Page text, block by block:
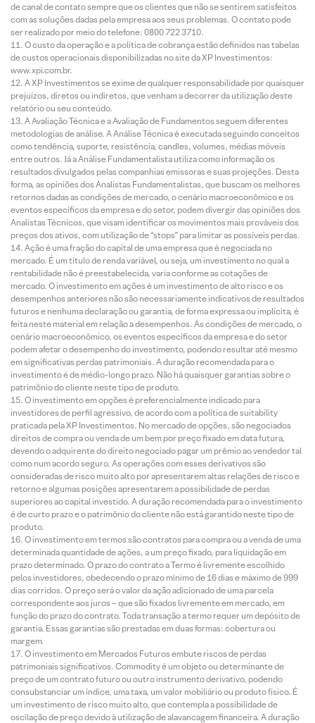
de canal de contato sempre que os clientes que não se sentirem satisfeitos
com as soluções dadas pela empresa aos seus problemas. O contato pode
ser realizado por meio do telefone: 0800 722 3710.
O custo da operação e a política de cobrança estão definidos nas tabelas
de custos operacionais disponibilizadas no site da XP Investimentos:
www.xpi.com.br.
A XP Investimentos se exime de qualquer responsabilidade por quaisquer
prejuízos, diretos ou indiretos, que venham a decorrer da utilização deste
relatório ou seu conteúdo.
A Avaliação Técnica e a Avaliação de Fundamentos seguem diferentes
metodologias de análise. A Análise Técnica é executada seguindo conceitos
como tendência, suporte, resistência, candles, volumes, médias móveis
entre outros. Já a Análise Fundamentalista utiliza como informação os
resultados divulgados pelas companhias emissoras e suas projeções. Desta
forma, as opiniões dos Analistas Fundamentalistas, que buscam os melhores
retornos dadas as condições de mercado, o cenário macroeconômico e os
eventos específicos da empresa e do setor, podem divergir das opiniões dos
Analistas Técnicos, que visam identificar os movimentos mais prováveis dos
preços dos ativos, com utilização de “stops” para limitar as possíveis perdas.
Ação é uma fração do capital de uma empresa que é negociada no
mercado. É um título de renda variável, ou seja, um investimento no qual a
rentabilidade não é preestabelecida, varia conforme as cotações de
mercado. O investimento em ações é um investimento de alto risco e os
desempenhos anteriores não são necessariamente indicativos de resultados
futuros e nenhuma declaração ou garantia, de forma expressa ou implícita, é
feita neste material em relação a desempenhos. As condições de mercado, o
cenário macroeconômico, os eventos específicos da empresa e do setor
podem afetar o desempenho do investimento, podendo resultar até mesmo
em significativas perdas patrimoniais. A duração recomendada para o
investimento é de médio-longo prazo. Não há quaisquer garantias sobre o
patrimônio do cliente neste tipo de produto.
O investimento em opções é preferencialmente indicado para
investidores de perfil agressivo, de acordo com a política de suitability
praticada pela XP Investimentos. No mercado de opções, são negociados
direitos de compra ou venda de um bem por preço fixado em data futura,
devendo o adquirente do direito negociado pagar um prêmio ao vendedor tal
como num acordo seguro. As operações com esses derivativos são
consideradas de risco muito alto por apresentarem altas relações de risco e
retorno e algumas posições apresentarem a possibilidade de perdas
superiores ao capital investido. A duração recomendada para o investimento
é de curto prazo e o patrimônio do cliente não está garantido neste tipo de
produto.
O investimento em termos são contratos para compra ou a venda de uma
determinada quantidade de ações, a um preço fixado, para liquidação em
prazo determinado. O prazo do contrato a Termo é livremente escolhido
pelos investidores, obedecendo o prazo mínimo de 16 dias e máximo de 999
dias corridos. O preço será o valor da ação adicionado de uma parcela
correspondente aos juros – que são fixados livremente em mercado, em
função do prazo do contrato. Toda transação a termo requer um depósito de
garantia. Essas garantias são prestadas em duas formas: cobertura ou
margem.
O investimento em Mercados Futuros embute riscos de perdas
patrimoniais significativos. Commodity é um objeto ou determinante de
preço de um contrato futuro ou outro instrumento derivativo, podendo
consubstanciar um índice, uma taxa, um valor mobiliário ou produto físico. É
um investimento de risco muito alto, que contempla a possibilidade de
oscilação de preço devido à utilização de alavancagem financeira. A duração